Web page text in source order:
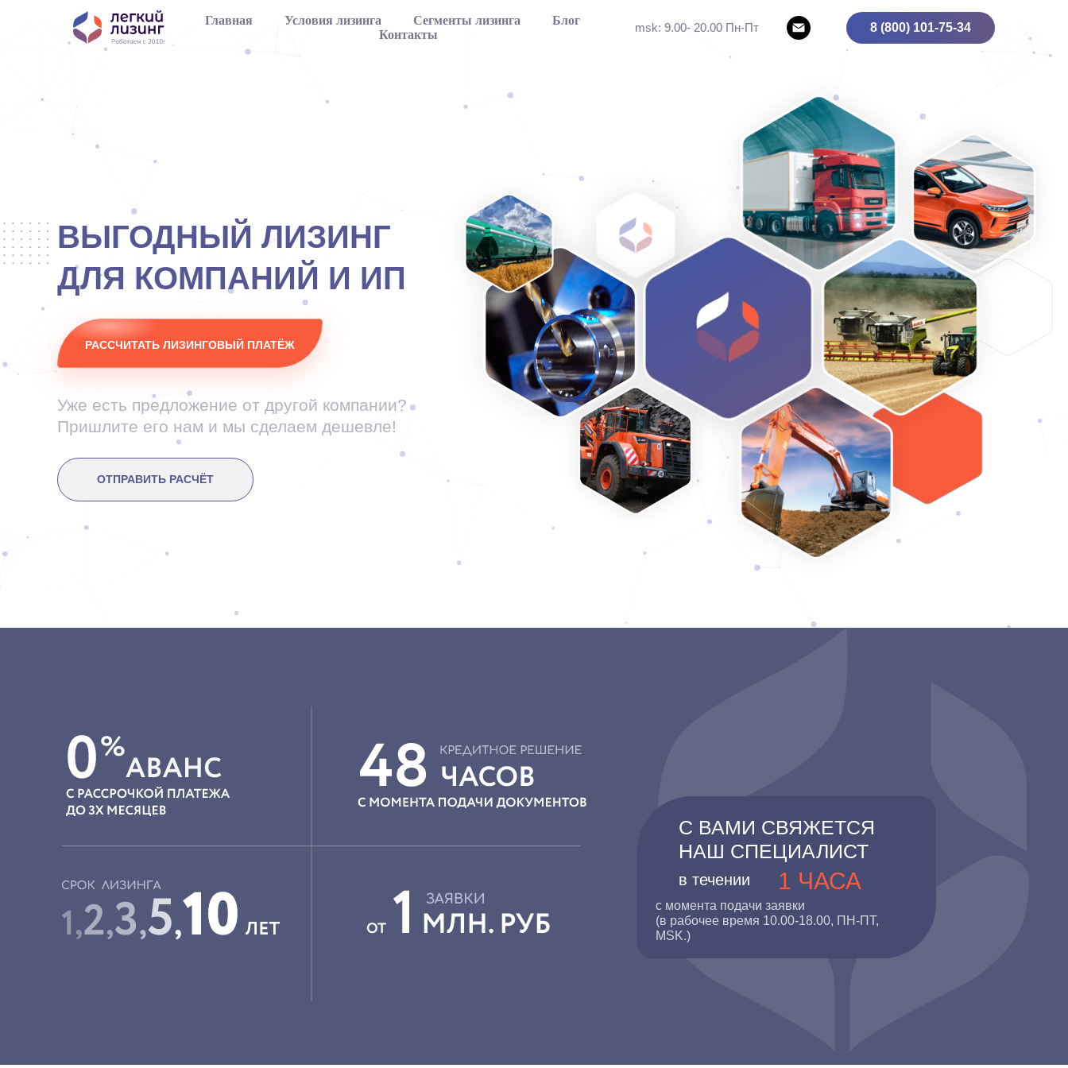
Главная Условия лизинга Сегменты лизинга
Блог
Контакты
msk: 9.00- 20.00 Пн-Пт 8 (800) 101-75-34
ВЫГОДНЫЙ ЛИЗИНГ
ДЛЯ КОМПАНИЙ И ИП
РАССЧИТАТЬ ЛИЗИНГОВЫЙ ПЛАТЁЖ
Уже есть предложение от другой компании?
Пришлите его нам и мы сделаем дешевле!
ОТПРАВИТЬ РАСЧЁТ
С ВАМИ СВЯЖЕТСЯ
НАШ СПЕЦИАЛИСТ
в течении
с момента подачи заявки
(в рабочее время 10.00-18.00, ПН-ПТ,
MSK.)
1 ЧАСА